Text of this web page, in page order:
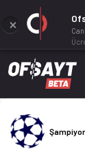
Şampiyonlar